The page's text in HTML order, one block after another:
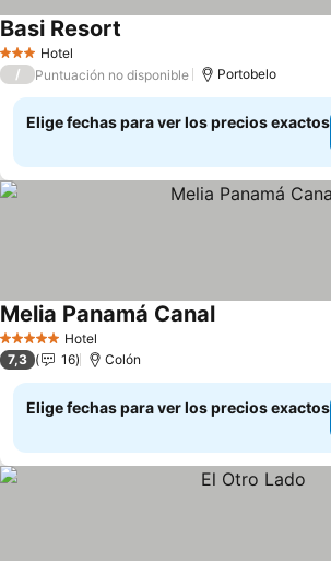
3 Estrellas
Hotel
Basi Resort
/ Puntuación no disponible Portobelo
Elige fechas para ver los precios exactos
5 Estrellas Hotel
Melia Panamá CanalVer precios
7,3 16 Colón
Elige fechas para ver los precios exactos